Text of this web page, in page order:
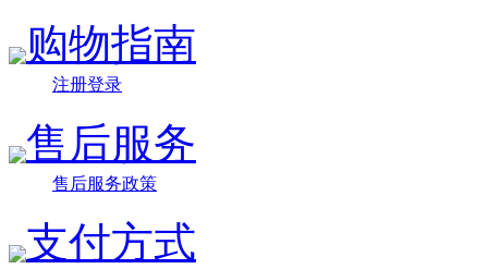
购物指南
注册登录
售后服务
售后服务政策
支付方式